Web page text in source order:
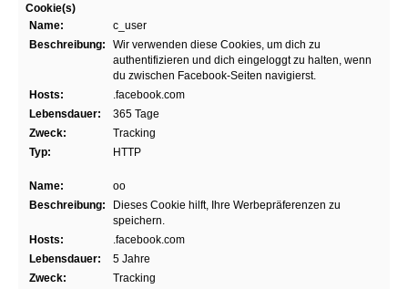
Cookie(s)
Name:
c_user
Beschreibung:
Wir verwenden diese Cookies, um dich zu
authentifizieren und dich eingeloggt zu halten, wenn
du zwischen Facebook-Seiten navigierst.
Hosts:
.facebook.com
Lebensdauer:
365 Tage
Zweck:
Tracking
Typ:
HTTP
Name:
oo
Beschreibung:
Dieses Cookie hilft, Ihre Werbepräferenzen zu
speichern.
Hosts:
.facebook.com
Lebensdauer:
5 Jahre
Zweck:
Tracking